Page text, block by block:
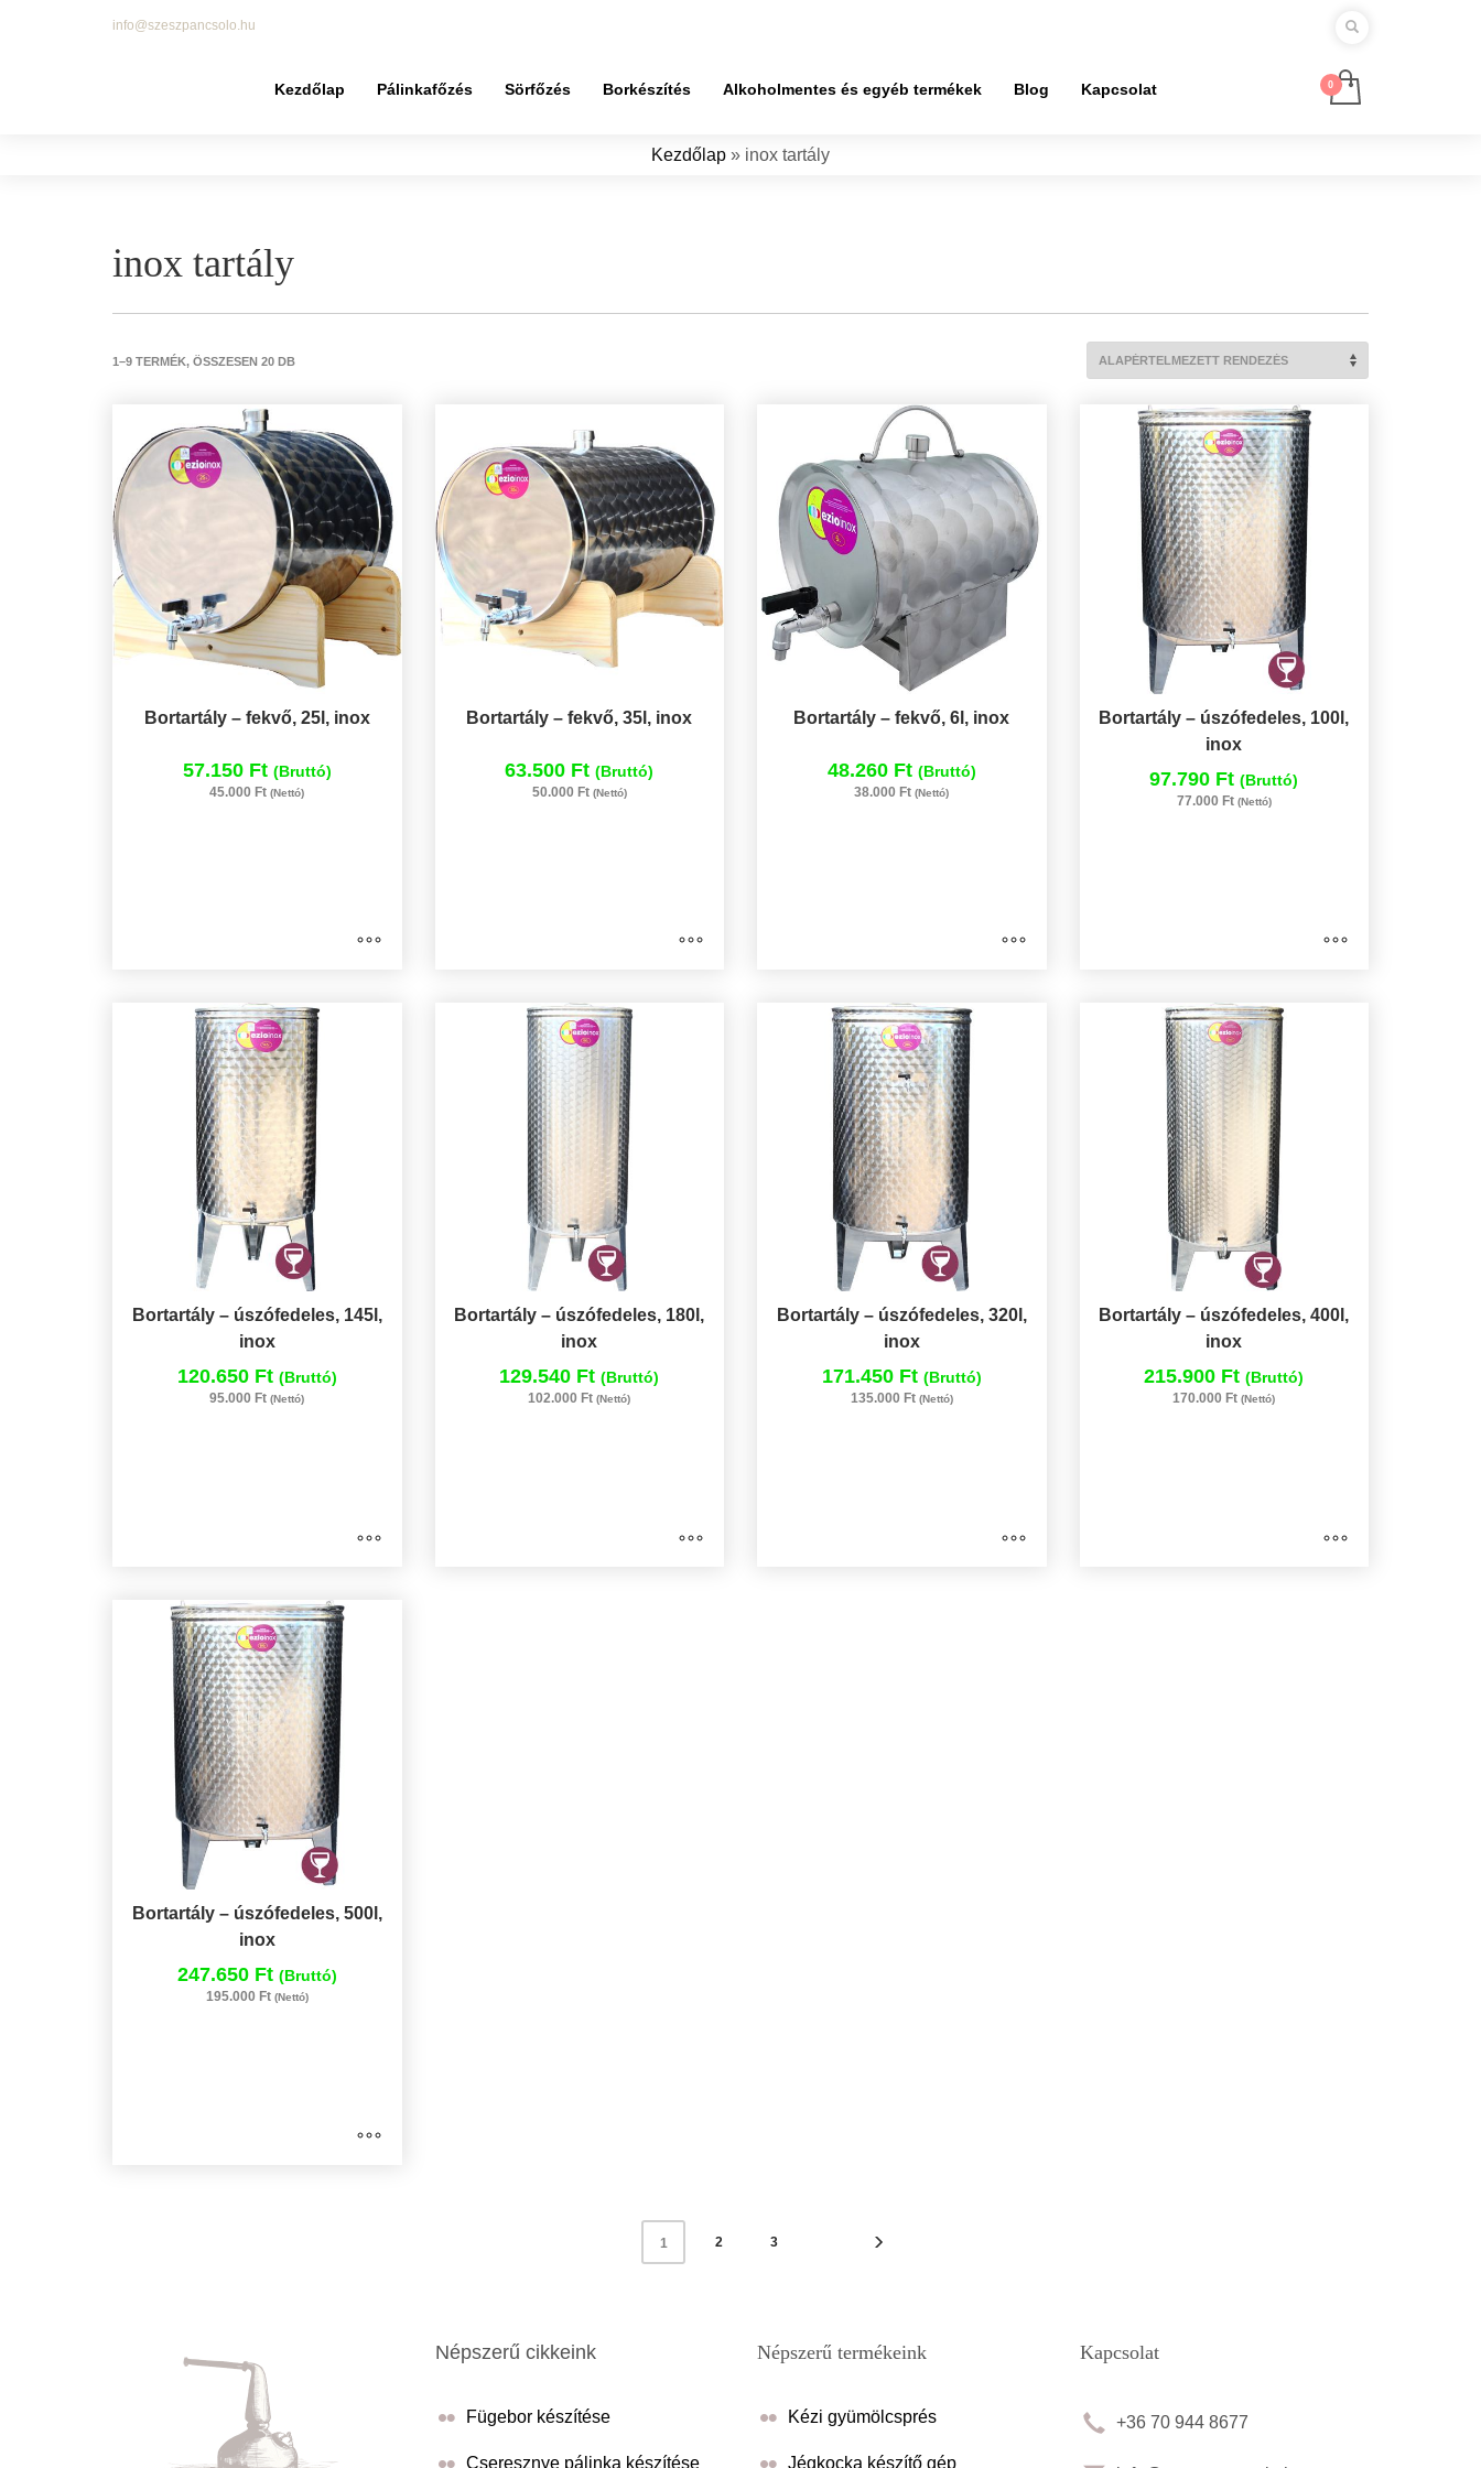
info@szeszpancsolo.hu
Kezdőlap Pálinkafőzés Sörfőzés Borkészítés Alkoholmentes és egyéb termékek Blog Kapcsolat
Kezdőlap » inox tartály
inox tartály
1–9 TERMÉK, ÖSSZESEN 20 DB
Bortartály – fekvő, 25l, inox
57.150 Ft (Bruttó)
45.000 Ft(Nettó)
Bortartály – fekvő, 35l, inox
63.500 Ft(Bruttó)
50.000 Ft (Nettó)
Bortartály – fekvő, 6l, inox
48.260 Ft (Bruttó)
38.000 Ft(Nettó)
Bortartály – úszófedeles, 100l,
inox
97.790 Ft(Bruttó)
77.000 Ft (Nettó)
Bortartály – úszófedeles, 145l,
inox
120.650 Ft (Bruttó)
95.000 Ft(Nettó)
Bortartály – úszófedeles, 180l,
inox
129.540 Ft(Bruttó)
102.000 Ft(Nettó)
Bortartály – úszófedeles, 320l,
inox
171.450 Ft (Bruttó)
135.000 Ft (Nettó)
Bortartály – úszófedeles, 400l,
inox
215.900 Ft(Bruttó)
170.000 Ft(Nettó)
Bortartály – úszófedeles, 500l,
inox
247.650 Ft (Bruttó)
195.000 Ft (Nettó)
1 2 3
Népszerű cikkeink
Fügebor készítése
Cseresznye pálinka készítése
Népszerű termékeink
Kézi gyümölcsprés
Jégkocka készítő gép
Kapcsolat
+36 70 944 8677